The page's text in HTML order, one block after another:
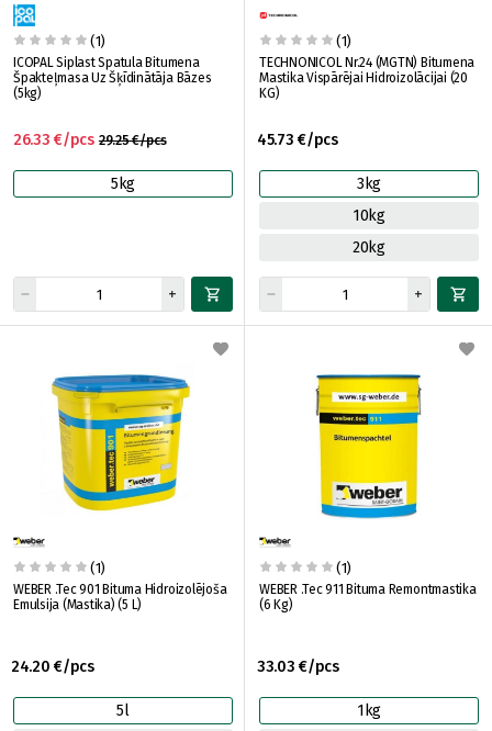
(1)
ICOPAL Siplast Spatula Bitumena
Špakteļmasa Uz Šķīdinātāja Bāzes
(5kg)
29.25 €/pcs
26.33 €/pcs
5kg
(1)
TECHNONICOL Nr.24 (MGTN) Bitumena
Mastika Vispārējai Hidroizolācijai (20
KG)
45.73 €/pcs
3kg
10kg
20kg
(1)
WEBER .Tec 901 Bituma Hidroizolējoša
Emulsija (Mastika) (5 L)
24.20 €/pcs
5l
(1)
WEBER .Tec 911 Bituma Remontmastika
(6 Kg)
33.03 €/pcs
1kg